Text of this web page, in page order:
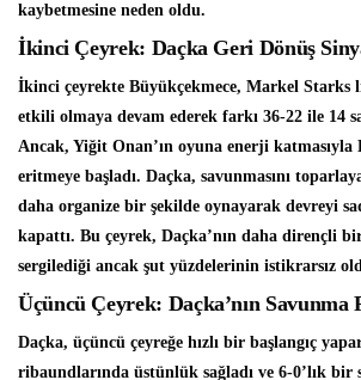
kaybetmesine neden oldu.
İkinci Çeyrek: Daçka Geri Dönüş
İkinci çeyrekte Büyükçekmece, Markel Starks
etkili olmaya devam ederek farkı 36-22 ile 14
Ancak, Yiğit Onan’ın oyuna enerji katmasıyla
eritmeye başladı. Daçka, savunmasını
daha organize bir şekilde oynayarak devreyi
kapattı. Bu çeyrek, Daçka’nın daha dirençli
sergilediği ancak şut yüzdelerinin istikrarsız
Üçüncü Çeyrek: Daçka’nın Savunma
Daçka, üçüncü çeyreğe hızlı bir başlangıç
ribaundlarında üstünlük sağladı ve 6-0’lık bir